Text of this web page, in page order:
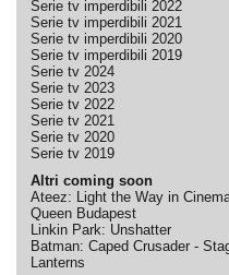
Serie tv imperdibili 2022
Serie tv imperdibili 2021
Serie tv imperdibili 2020
Serie tv imperdibili 2019
Serie tv 2024
Serie tv 2023
Serie tv 2022
Serie tv 2021
Serie tv 2020
Serie tv 2019
Altri coming soon
Ateez: Light the Way in
Queen Budapest
Linkin Park: Unshatter
Batman: Caped Crusader -
Lanterns